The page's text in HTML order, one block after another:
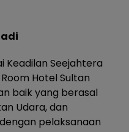
Keadilan Seejahtera
Hotel Sultan
baik yang berasal
Udara, dan
pelaksanaan